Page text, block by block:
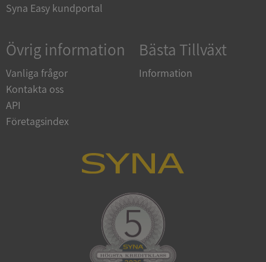
Syna Easy kundportal
Övrig information
Vanliga frågor
Kontakta oss
API
Företagsindex
Bästa Tillväxt
Information
ARRAffinity